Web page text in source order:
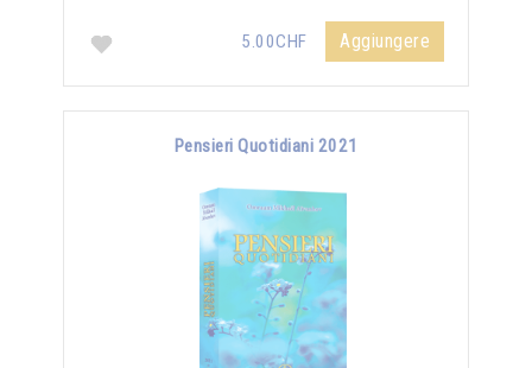
5.00CHF Aggiungere
Pensieri Quotidiani 2021